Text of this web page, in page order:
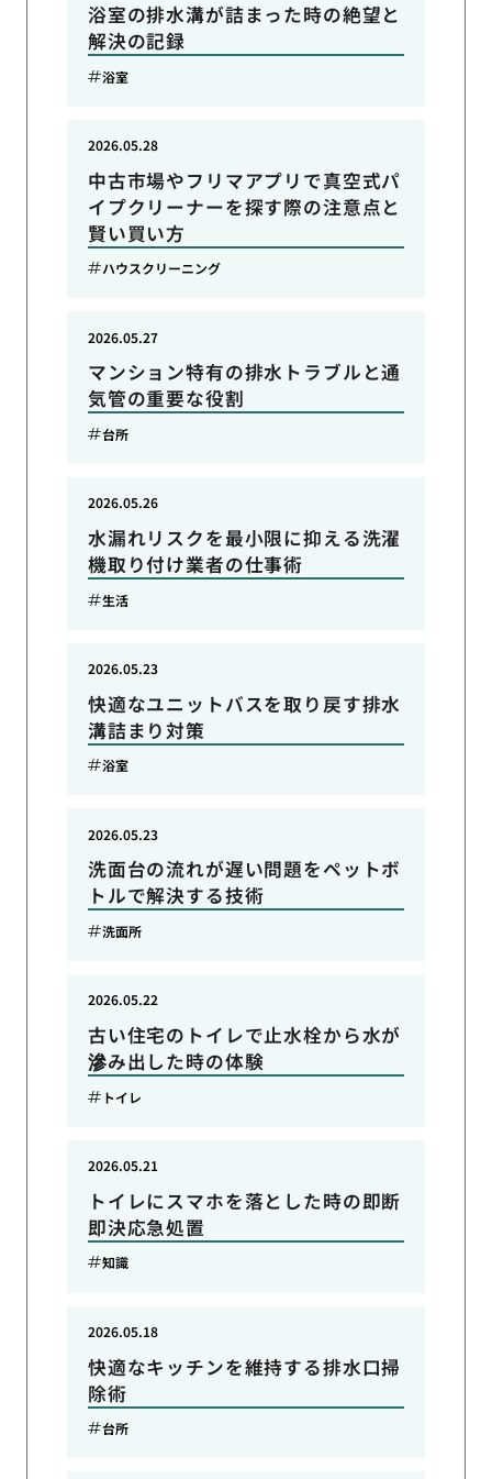
浴室の排水溝が詰まった時の絶望と
解決の記録
浴室
中古市場やフリマアプリで真空式パ
イプクリーナーを探す際の注意点と
賢い買い方
2026.05.28
ハウスクリーニング
マンション特有の排水トラブルと通
気管の重要な役割
2026.05.27
台所
水漏れリスクを最小限に抑える洗濯
機取り付け業者の仕事術
2026.05.26
生活
快適なユニットバスを取り戻す排水
溝詰まり対策
2026.05.23
浴室
洗面台の流れが遅い問題をペットボ
トルで解決する技術
2026.05.23
洗面所
古い住宅のトイレで止水栓から水が
滲み出した時の体験
2026.05.22
トイレ
トイレにスマホを落とした時の即断
即決応急処置
2026.05.21
知識
快適なキッチンを維持する排水口掃
除術
2026.05.18
台所